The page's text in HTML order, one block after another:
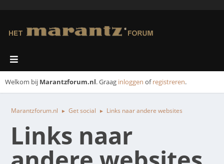
Welkom bij Marantzforum.nl. Graag inloggen ofregistreren.
Marantzforum.nl ► Get social ► Links naar andere websites
Links naar